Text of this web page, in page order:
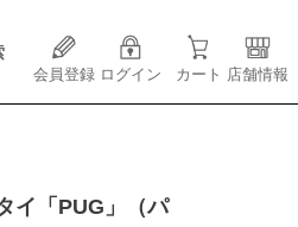
会員登録 ログイン カート 店舗情報
イ「PUG」（パ